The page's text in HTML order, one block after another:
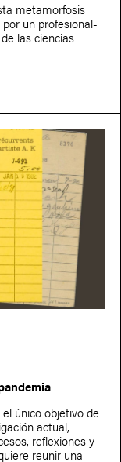
metamorfosis
un profesional-
las ciencias
único objetivo de
actual,
reflexiones y
reunir una